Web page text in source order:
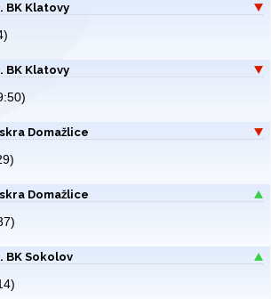
BK Klatovy
BK Klatovy
Domažlice
Domažlice
BK Sokolov